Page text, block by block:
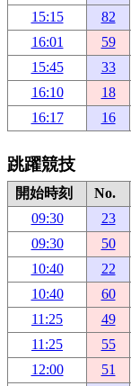
15:15
82
16:01
59
15:45
33
16:10
18
16:17
16
跳躍競技
開始時刻 No.
09:30
23
09:30
50
10:40
22
10:40
60
11:25
49
11:25
55
12:00
51